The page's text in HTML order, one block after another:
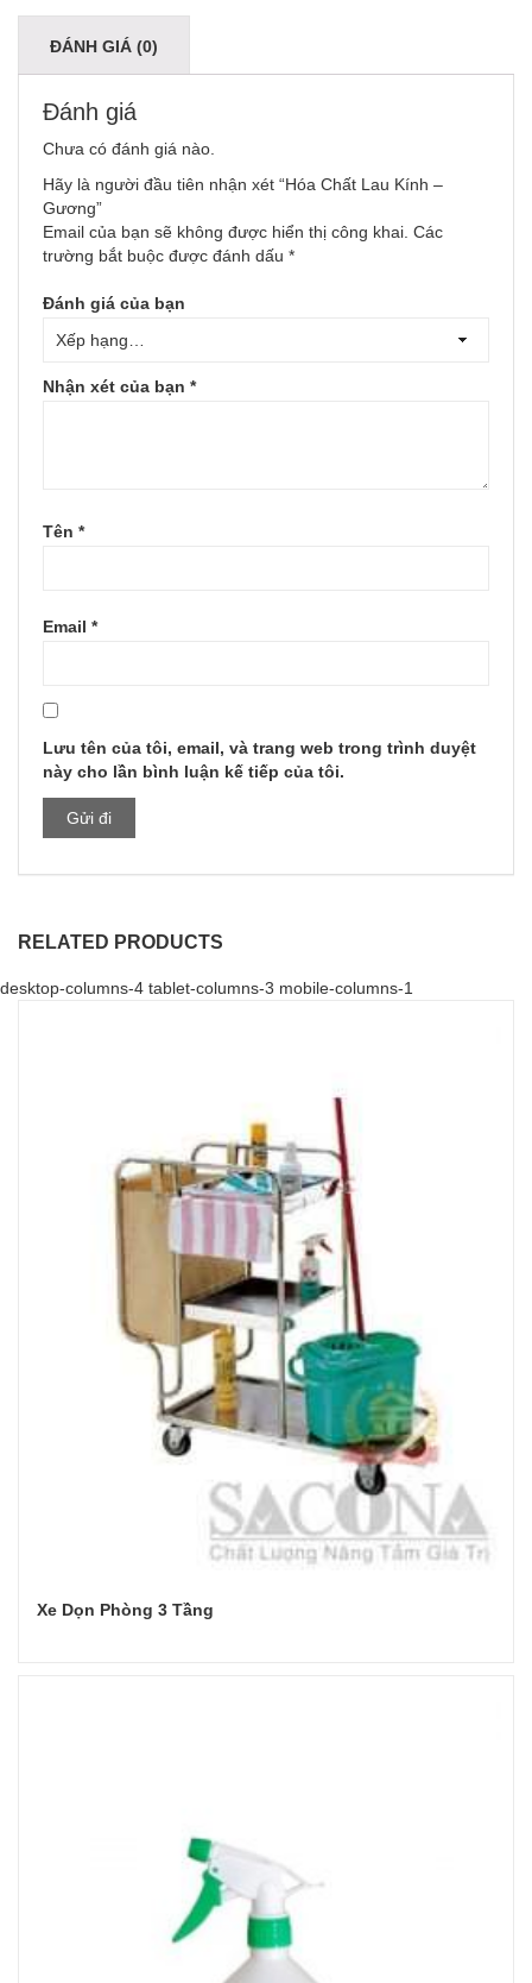
ĐÁNH GIÁ (0)
Đánh giá
Chưa có đánh giá nào.
Hãy là người đầu tiên nhận xét “Hóa Chất Lau Kính –
Gương”
Email của bạn sẽ không được hiển thị công khai. Các
trường bắt buộc được đánh dấu *
Đánh giá của bạn
Nhận xét của bạn *
Tên *
Email *
Lưu tên của tôi, email, và trang web trong trình duyệt
này cho lần bình luận kế tiếp của tôi.
RELATED PRODUCTS
desktop-columns-4 tablet-columns-3 mobile-columns-1
Xe Dọn Phòng 3 Tầng